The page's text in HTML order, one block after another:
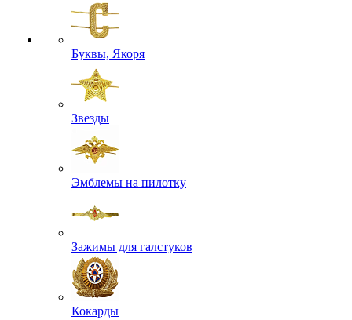
Буквы, Якоря
Звезды
Эмблемы на пилотку
Зажимы для галстуков
Кокарды